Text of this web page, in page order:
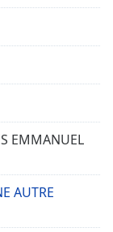
EMMANUEL
AUTRE